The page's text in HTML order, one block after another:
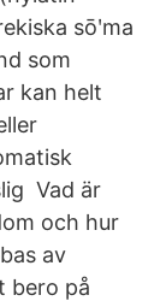
sōʹma
som
kan helt
Vad är
och hur
av
bero på